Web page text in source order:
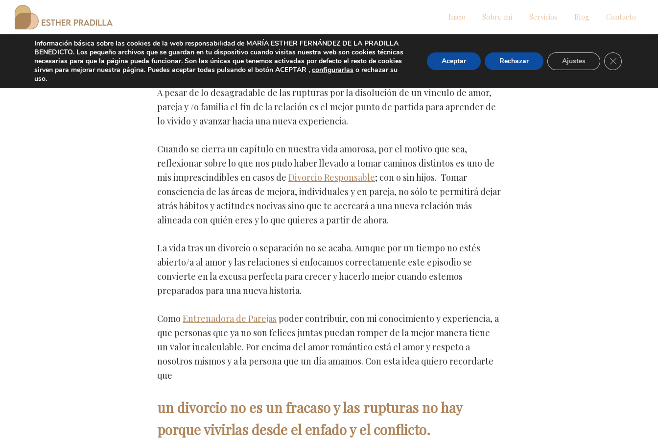
Saltar
la
navegación
principal
Saltar
contenido
principal
Esther
Pradilla
Divorcio
responsable
Inicio Sobre mí Servicios Blog Contacto
Aprender de lo vivido
A pesar de lo desagradable de las rupturas por la disolución de un vínculo de amor,
pareja y /o familia el fin de la relación es el mejor punto de partida para aprender de
lo vivido y avanzar hacia una nueva experiencia.
Cuando se cierra un capítulo en nuestra vida amorosa, por el motivo que sea,
reflexionar sobre lo que nos pudo haber llevado a tomar caminos distintos es uno de
mis imprescindibles en casos de Divorcio Responsable; con o sin hijos. Tomar
consciencia de las áreas de mejora, individuales y en pareja, no sólo te permitirá dejar
atrás hábitos y actitudes nocivas sino que te acercará a una nueva relación más
alineada con quién eres y lo que quieres a partir de ahora.
La vida tras un divorcio o separación no se acaba. Aunque por un tiempo no estés
abierto/a al amor y las relaciones si enfocamos correctamente este episodio se
convierte en la excusa perfecta para crecer y hacerlo mejor cuando estemos
preparados para una nueva historia.
Como Entrenadora de Parejas poder contribuir, con mi conocimiento y experiencia, a
que personas que ya no son felices juntas puedan romper de la mejor manera tiene
un valor incalculable. Por encima del amor romántico está el amor y respeto a
nosotros mismos y a la persona que un día amamos. Con esta idea quiero recordarte
que
un divorcio no es un fracaso y las rupturas no hay
porque vivirlas desde el enfado y el conflicto.
Información básica sobre las cookies de la web responsabilidad de MARÍA ESTHER FERNÁNDEZ DE LA PRADILLA
BENEDICTO. Los pequeño archivos que se guardan en tu dispositivo cuando visitas nuestra web son cookies técnicas
necesarias para que la página pueda funcionar. Son las únicas que tenemos activadas por defecto el resto de cookies
sirven para mejorar nuestra página. Puedes aceptar todas pulsando el botón ACEPTAR , configurarlas o rechazar su
uso.
Aceptar Rechazar Ajustes Cerrar el